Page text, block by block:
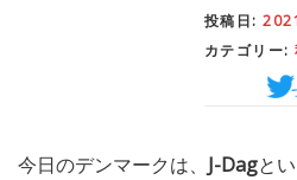
– 日本人の考
MEDIA– メディア掲載
投稿日:
カテゴリー:
今日のデンマークは、 J-Dagと